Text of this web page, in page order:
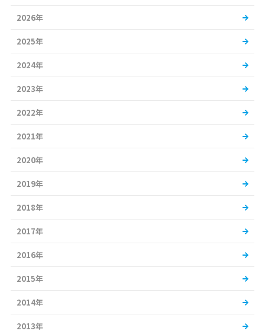
2026年
2025年
2024年
2023年
2022年
2021年
2020年
2019年
2018年
2017年
2016年
2015年
2014年
2013年